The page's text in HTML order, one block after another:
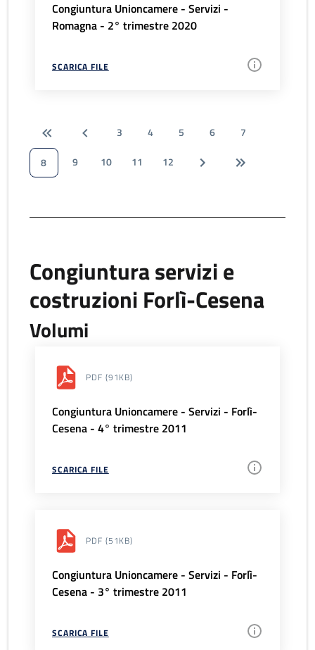
Congiuntura Unioncamere - Servizi -
Romagna - 2° trimestre 2020
SCARICA FILE
3 4 5 6
7
8
9 10 11 12
Congiuntura servizi e
costruzioni Forlì-Cesena
Volumi
PDF (91KB)
Congiuntura Unioncamere - Servizi - Forlì-
Cesena - 4° trimestre 2011
SCARICA FILE
PDF (51KB)
Congiuntura Unioncamere - Servizi - Forlì-
Cesena - 3° trimestre 2011
SCARICA FILE